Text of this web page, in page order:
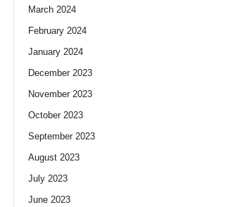
March 2024
February 2024
January 2024
December 2023
November 2023
October 2023
September 2023
August 2023
July 2023
June 2023